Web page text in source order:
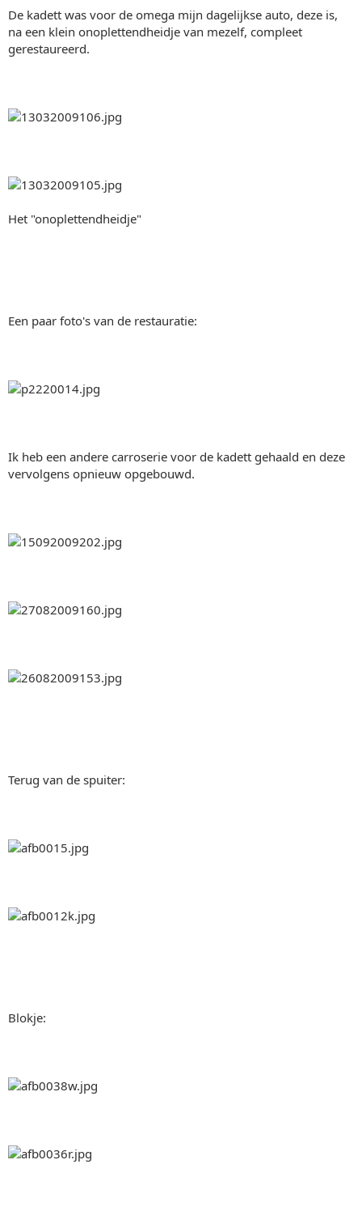
De kadett was voor de omega mijn dagelijkse auto, deze is,
na een klein onoplettendheidje van mezelf, compleet
gerestaureerd.
Het "onoplettendheidje"
Een paar foto's van de restauratie:
Ik heb een andere carroserie voor de kadett gehaald en deze
vervolgens opnieuw opgebouwd.
Terug van de spuiter:
Blokje: